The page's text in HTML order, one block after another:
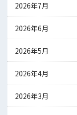
2026年7月
2026年6月
2026年5月
2026年4月
2026年3月